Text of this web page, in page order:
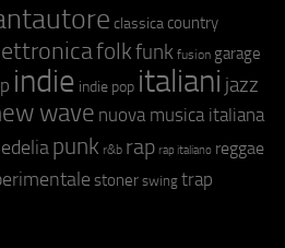
classica country
folkfunk fusion garage
indie indie pop italiani jazz
wave nuova musica italiana
punk r&b rap rap italiano reggae
stoner swing trap